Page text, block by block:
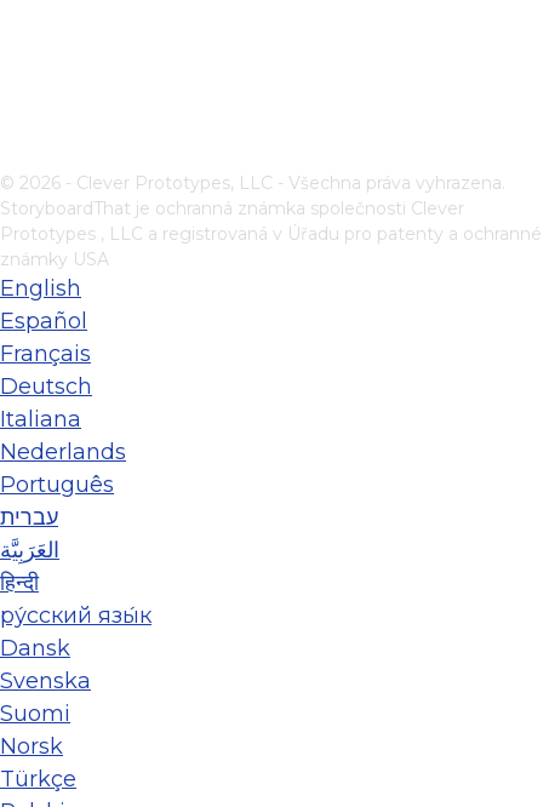
© 2026 - Clever Prototypes, LLC - Všechna práva vyhrazena.
StoryboardThat je ochranná známka společnosti Clever
Prototypes , LLC a registrovaná v Úřadu pro patenty a ochranné
známky USA
English
Español
Français
Deutsch
Italiana
Nederlands
Português
עברית
العَرَبِيَّة
हिन्दी
ру́сский язы́к
Dansk
Svenska
Suomi
Norsk
Türkçe